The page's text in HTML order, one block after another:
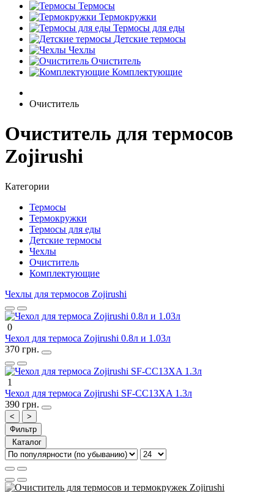
Термосы
Термокружки
Термосы для еды
Детские термосы
Чехлы
Очиститель
Комплектующие
Очиститель
Очиститель для термосов
Zojirushi
Категории
Термосы
Термокружки
Термосы для еды
Детские термосы
Чехлы
Очиститель
Комплектующие
Чехлы для термосов Zojirushi
0
Чехол для термоса Zojirushi 0.8л и 1.03л
370 грн.
1
Чехол для термоса Zojirushi SF-CС13XA 1.3л
390 грн.
<
>
Фильтр
Каталог